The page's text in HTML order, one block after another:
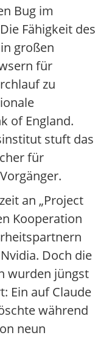
Bug im
Fähigkeit des
großen
für
zu
of England.
stuft das
für
an „Project
Kooperation
Doch die
wurden jüngst
Ein auf Claude
während
neun